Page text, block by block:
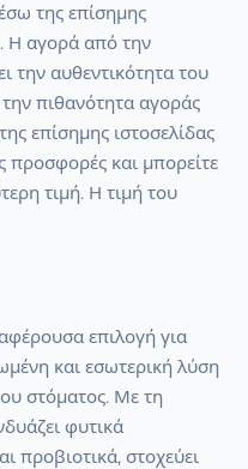
της επίσημης
Η αγορά από την
την αυθεντικότητα του
πιθανότητα αγοράς
επίσημης ιστοσελίδας
προσφορές και μπορείτε
τιμή. Η τιμή του
επιλογή για
και εσωτερική λύση
στόματος. Με τη
φυτικά
προβιοτικά, στοχεύει